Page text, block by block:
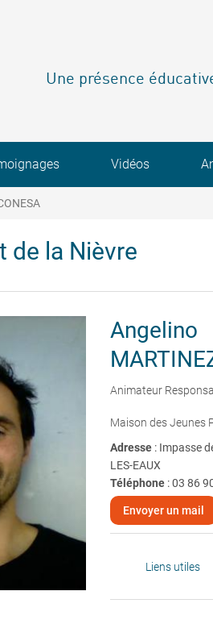
Une présence
Vidéos
de la Nièvre
Angelino
Animateur
Maison des Jeunes
Adresse : Impasse
LES-EAUX
Téléphone:03 86
Envoyer un mail
Liens utiles